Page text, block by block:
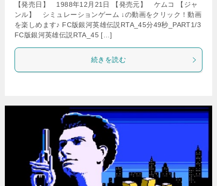
【発売日】 1988年12月21日 【発売元】 ケムコ 【ジャ
ンル】 シミュレーションゲーム ↓の動画をクリック！動画
を楽しめます♪ FC版銀河英雄伝説RTA_45分49秒_PART1/3
FC版銀河英雄伝説RTA_45 […]
続きを読む